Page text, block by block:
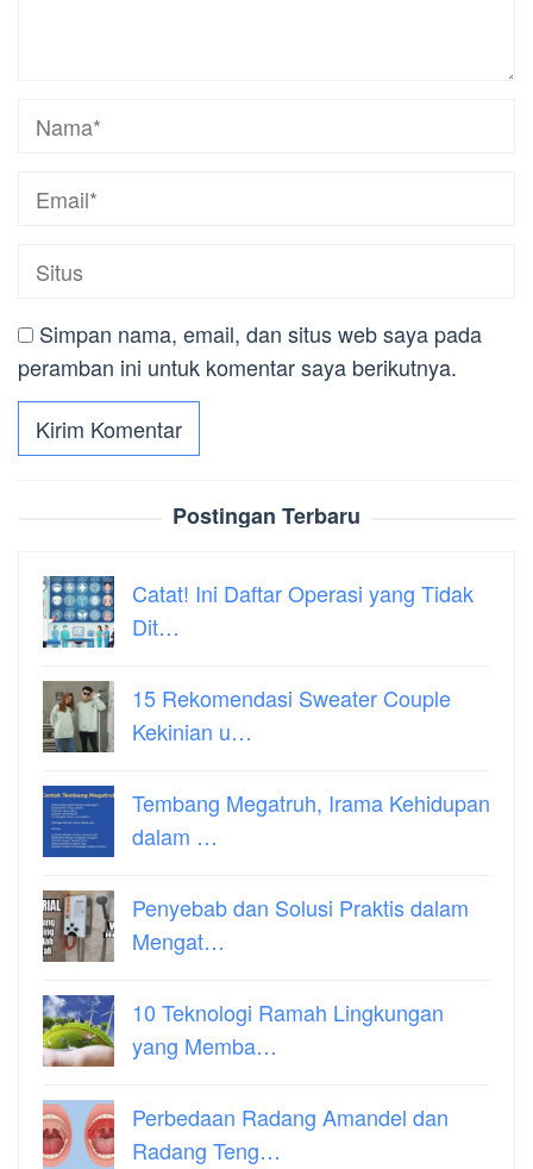
Simpan nama, email, dan situs web saya pada
peramban ini untuk komentar saya berikutnya.
Postingan Terbaru
Catat! Ini Daftar Operasi yang Tidak
Dit…
15 Rekomendasi Sweater Couple
Kekinian u…
Tembang Megatruh, Irama Kehidupan
dalam …
Penyebab dan Solusi Praktis dalam
Mengat…
10 Teknologi Ramah Lingkungan
yang Memba…
Perbedaan Radang Amandel dan
Radang Teng…